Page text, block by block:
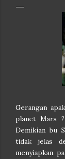
Gerangan
planet Mars
Demikian bu
tidak jelas
menyiapkan